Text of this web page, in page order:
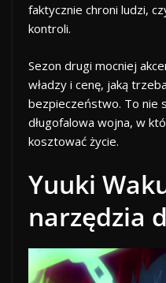
faktycznie chroni ludzi,
kontroli.
Sezon drugi mocniej
władzy i cenę, jaką
bezpieczeństwo. To nie
długofalowa wojna, w
kosztować życie.
Yuuki
narzędzia